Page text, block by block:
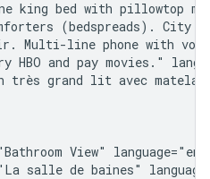
king bed with pillowtop
(bedspreads). City
Multi-line phone with
HBO and pay movies."
très grand lit avec matelas
View"
salle de baines"